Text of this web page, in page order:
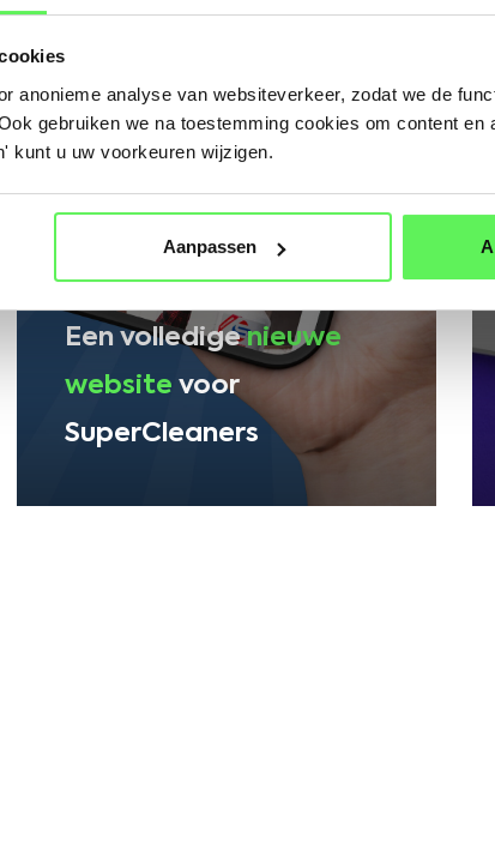
anonieme analyse van websiteverkeer, zodat we de
gebruiken we na toestemming cookies om content en
kunt u uw voorkeuren wijzigen.
Aanpassen
Een volledigenieuwe
website voor
SuperCleaners